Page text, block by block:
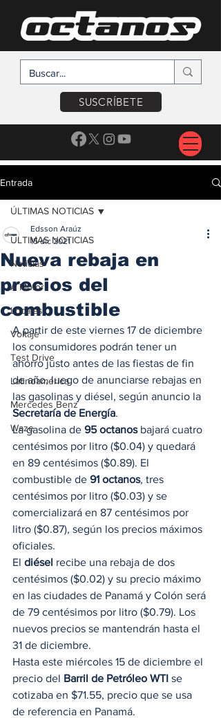
SUSCRÍBETE
Entrada
ÚLTIMAS NOTICIAS
Noticias
A Motor
Locales
Voltaje
Test Drive
Latinoamérica
Mercedes Benz
Waze
ÚLTIMAS NOTICIAS
Nueva rebaja en
precios del
combustible
Edsson Araúz
15 dic 2021
A partir de este viernes 17 de diciembre
los consumidores podrán tener un
ahorro justo antes de las fiestas de fin
de año, luego de anunciarse rebajas en
las gasolinas y diésel, según anuncio la
Secretaría de Energía.
La gasolina de 95 octanos bajará cuatro
centésimos por litro ($0.04) y quedará
en 89 centésimos ($0.89). El
combustible de 91 octanos, tres
centésimos por litro ($0.03) y se
comercializará en 87 centésimos por
litro ($0.87), según los precios máximos
oficiales.
El diésel recibe una rebaja de dos
centésimos ($0.02) y su precio máximo
en las ciudades de Panamá y Colón será
de 79 centésimos por litro ($0.79). Los
nuevos precios se mantendrán hasta el
31 de diciembre.
Hasta este miércoles 15 de diciembre el
precio del Barril de Petróleo WTI se
cotizaba en $71.55, precio que se usa
de referencia en Panamá.